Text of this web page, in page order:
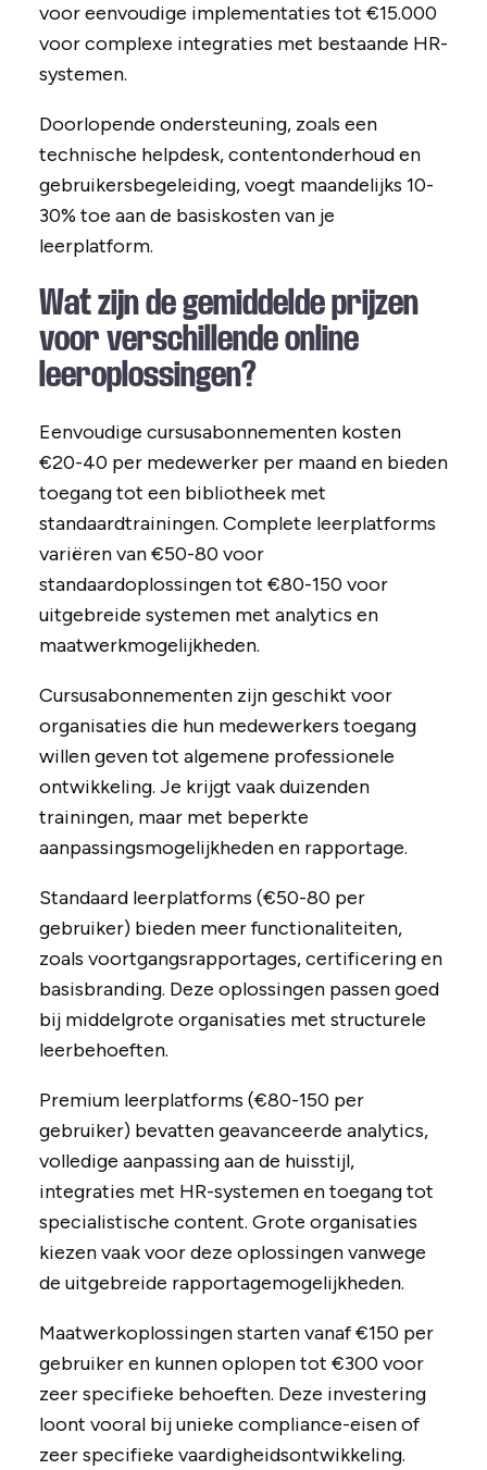
voor eenvoudige implementaties tot €15.000
voor complexe integraties met bestaande HR-
systemen.
Doorlopende ondersteuning, zoals een
technische helpdesk, contentonderhoud en
gebruikersbegeleiding, voegt maandelijks 10-
30% toe aan de basiskosten van je
leerplatform.
Wat zijn de gemiddelde prijzen
voor verschillende online
leeroplossingen?
Eenvoudige cursusabonnementen kosten
€20-40 per medewerker per maand en bieden
toegang tot een bibliotheek met
standaardtrainingen. Complete leerplatforms
variëren van €50-80 voor
standaardoplossingen tot €80-150 voor
uitgebreide systemen met analytics en
maatwerkmogelijkheden.
Cursusabonnementen zijn geschikt voor
organisaties die hun medewerkers toegang
willen geven tot algemene professionele
ontwikkeling. Je krijgt vaak duizenden
trainingen, maar met beperkte
aanpassingsmogelijkheden en rapportage.
Standaard leerplatforms (€50-80 per
gebruiker) bieden meer functionaliteiten,
zoals voortgangsrapportages, certificering en
basisbranding. Deze oplossingen passen goed
bij middelgrote organisaties met structurele
leerbehoeften.
Premium leerplatforms (€80-150 per
gebruiker) bevatten geavanceerde analytics,
volledige aanpassing aan de huisstijl,
integraties met HR-systemen en toegang tot
specialistische content. Grote organisaties
kiezen vaak voor deze oplossingen vanwege
de uitgebreide rapportagemogelijkheden.
Maatwerkoplossingen starten vanaf €150 per
gebruiker en kunnen oplopen tot €300 voor
zeer specifieke behoeften. Deze investering
loont vooral bij unieke compliance-eisen of
zeer specifieke vaardigheidsontwikkeling.